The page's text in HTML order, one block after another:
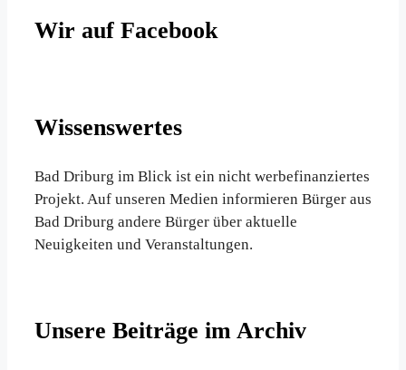
Wir auf Facebook
Wissenswertes
Bad Driburg im Blick ist ein nicht werbefinanziertes
Projekt. Auf unseren Medien informieren Bürger aus
Bad Driburg andere Bürger über aktuelle
Neuigkeiten und Veranstaltungen.
Unsere Beiträge im Archiv